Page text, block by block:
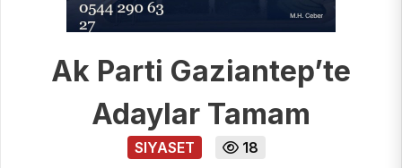
Ak Parti Gaziantep’te
Adaylar Tamam
SIYASET
18